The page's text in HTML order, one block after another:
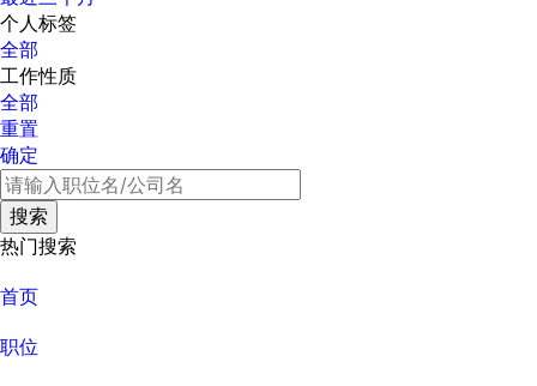
个人标签
全部
工作性质
全部
重置
确定
热门搜索
首页
职位